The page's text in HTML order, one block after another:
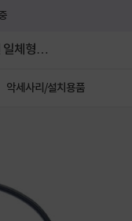
체형
악세사리/설치용품